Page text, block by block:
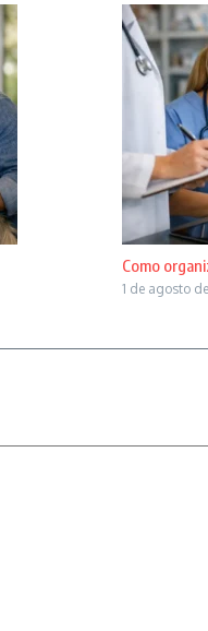
Como
1 de agosto